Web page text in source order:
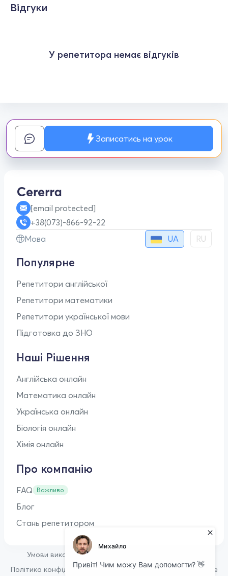
Відгуки
У репетитора немає відгуків
Записатись на урок
[email protected]
+38(073)-866-92-22
Мова
UA RU
Популярне
Репетитори англійської
Репетитори математики
Репетитори української мови
Підготовка до ЗНО
Наші Рішення
Англійська онлайн
Математика онлайн
Українська онлайн
Біологія онлайн
Хімія онлайн
Про компанію
FAQ Важливо
Блог
Стань репетитором
Умови використання
Політика конфіденційності • Політика щодо файлів cookie